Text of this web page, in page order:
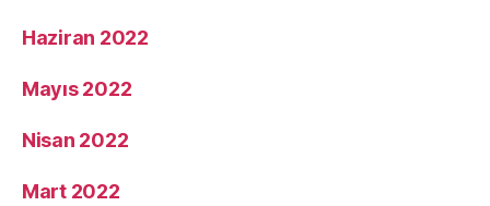
Haziran 2022
Mayıs 2022
Nisan 2022
Mart 2022